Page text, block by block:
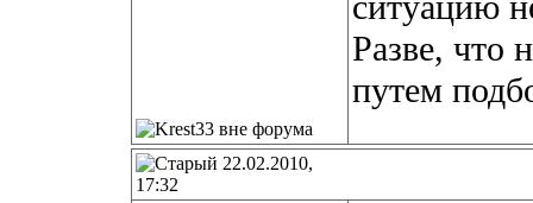
Разве, что
путем
22.02.2010,
17:32